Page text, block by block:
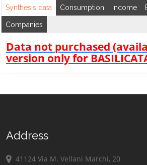
Synthesis data Consumption Income
Companies
Data not purchased
version only for
Address
41124 Via M. Vellani Marchi, 20